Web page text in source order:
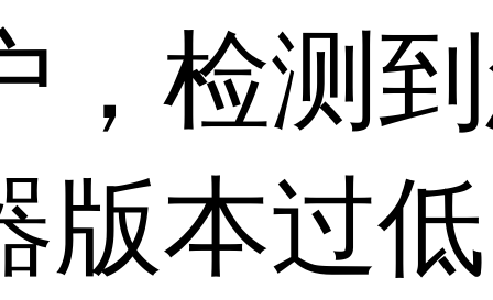
，检测
版本过